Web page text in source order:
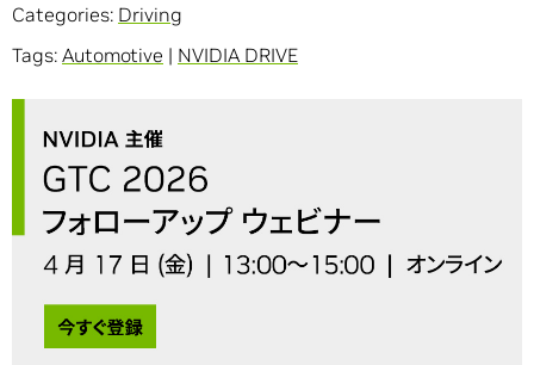
Categories: Driving
Tags: Automotive | NVIDIA DRIVE